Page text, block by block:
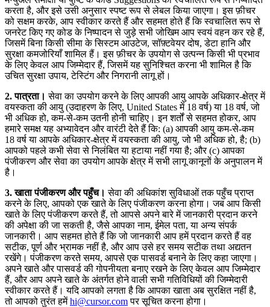
करता है, और इसे उसी अनुसार स्पष्ट रूप से लेबल किया जाएगा। इस फ़ीचर
को सक्षम करके, आप स्वीकार करते हैं और सहमत होते हैं कि स्वचालित रूप से
जनरेट किए गए कोड के निष्पादन से जुड़े सभी जोखिम आप स्वयं वहन कर रहे हैं,
जिसमें बिना किसी सीमा के सिस्टम आउटेज, सॉफ़्टवेयर दोष, डेटा हानि और
सुरक्षा कमजोरियाँ शामिल हैं। इस फ़ीचर के उपयोग से उत्पन्न किसी भी प्रभाव
के लिए केवल आप जिम्मेदार हैं, जिसमें यह सुनिश्चित करना भी शामिल है कि
उचित सुरक्षा उपाय, टेस्टिंग और निगरानी लागू हों।
2. पात्रता। सेवा का उपयोग करने के लिए आपकी आयु आपके अधिकार-क्षेत्र में
वयस्कता की आयु (उदाहरण के लिए, United States में 18 वर्ष) या 18 वर्ष, जो
भी अधिक हो, कम-से-कम उतनी होनी चाहिए। इन शर्तों से सहमत होकर, आप
हमारे समक्ष यह अभ्यावेदन और वारंटी देते हैं कि: (a) आपकी आयु कम-से-कम
18 वर्ष या आपके अधिकार-क्षेत्र में वयस्कता की आयु, जो भी अधिक हो, है; (b)
आपको पहले कभी सेवा से निलंबित या हटाया नहीं गया है; और (c) आपका
पंजीकरण और सेवा का उपयोग आपके क्षेत्र में सभी लागू कानूनों के अनुपालन में
है।
3. खाता पंजीकरण और पहुँच। सेवा की अधिकांश सुविधाओं तक पहुँच प्राप्त
करने के लिए, आपको एक खाते के लिए पंजीकरण करना होगा। जब आप किसी
खाते के लिए पंजीकरण करते हैं, तो आपसे अपने बारे में जानकारी प्रदान करने
की अपेक्षा की जा सकती है, जैसे आपका नाम, ईमेल पता, या अन्य संपर्क
जानकारी। आप सहमत होते हैं कि जो जानकारी आप हमें प्रदान करते हैं वह
सटीक, पूर्ण और भ्रामक नहीं है, और आप उसे हर समय सटीक तथा अद्यतन
रखेंगे। पंजीकरण करते समय, आपसे एक पासवर्ड बनाने के लिए कहा जाएगा।
अपने खाते और पासवर्ड की गोपनीयता बनाए रखने के लिए केवल आप जिम्मेदार
हैं, और आप अपने खाते के अंतर्गत होने वाली सभी गतिविधियों की जिम्मेदारी
स्वीकार करते हैं। यदि आपको लगता है कि आपका खाता अब सुरक्षित नहीं है,
तो आपको तुरंत हमेंhi@cursor.comपर सूचित करना होगा।